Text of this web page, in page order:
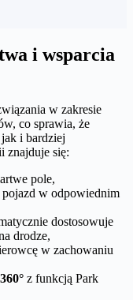
i wsparcia
w zakresie
co sprawia, że
i bardziej
znajduje się:
pole,
w odpowiednim
dostosowuje
drodze,
w zachowaniu
z funkcją Park